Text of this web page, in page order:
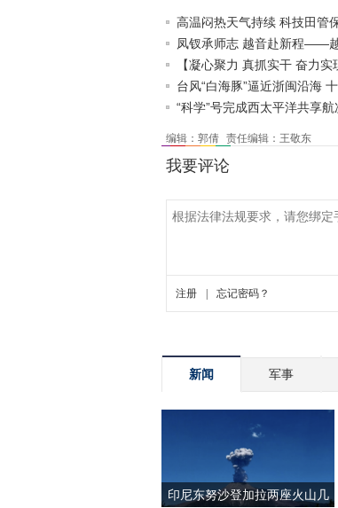
高温闷热天气持续 科技田管
凤钗承师志 越音赴新程——
逐梦《追鱼》
【凝心聚力 真抓实干 奋力实
局】抢占制高点..
台风“白海豚”逼近浙闽沿海
“科学”号完成西太平洋共享
编辑：郭倩 责任编辑：王敬东
新闻 军事
印尼东努沙登加拉两座火山几